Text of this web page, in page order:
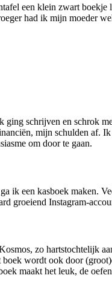
een klein zwart
had ik mijn moeder
schrijven en schrok
mijn schulden af.
om door te gaan.
een kasboek maken.
groeiend Instagram-
zo hartstochtelijk
wordt ook door
maakt het leuk, de